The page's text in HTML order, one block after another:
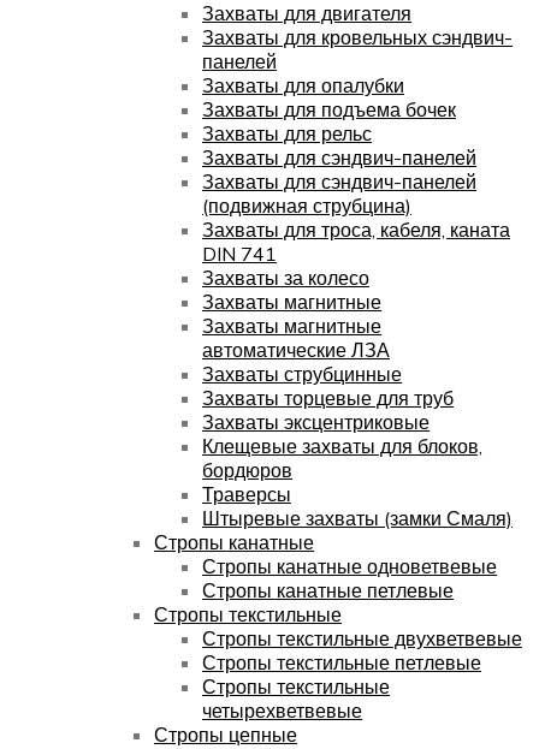
Захваты для двигателя
Захваты для кровельных сэндвич-
панелей
Захваты для опалубки
Захваты для подъема бочек
Захваты для рельс
Захваты для сэндвич-панелей
Захваты для сэндвич-панелей
(подвижная струбцина)
Захваты для троса, кабеля, каната
DIN 741
Захваты за колесо
Захваты магнитные
Захваты магнитные
автоматические ЛЗА
Захваты струбцинные
Захваты торцевые для труб
Захваты эксцентриковые
Клещевые захваты для блоков,
бордюров
Траверсы
Штыревые захваты (замки Смаля)
Стропы канатные
Стропы канатные одноветвевые
Стропы канатные петлевые
Стропы текстильные
Стропы текстильные двухветвевые
Стропы текстильные петлевые
Стропы текстильные
четырехветвевые
Стропы цепные